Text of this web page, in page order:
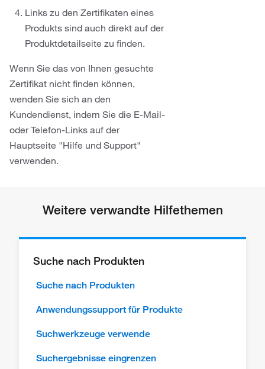
Links zu den Zertifikaten eines
Produkts sind auch direkt auf der
Produktdetailseite zu finden.
Wenn Sie das von Ihnen gesuchte
Zertifikat nicht finden können,
wenden Sie sich an den
Kundendienst, indem Sie die E-Mail-
oder Telefon-Links auf der
Hauptseite "Hilfe und Support"
verwenden.
Weitere verwandte Hilfethemen
Suche nach Produkten
Suche nach Produkten
Anwendungssupport für Produkte
Suchwerkzeuge verwende
Suchergebnisse eingrenzen